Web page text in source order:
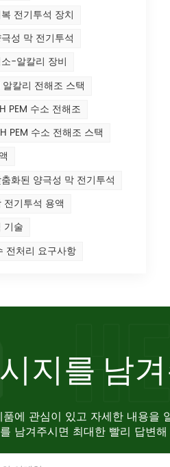
전기투석 장치
성 막 전기투석
-알칼리 장비
칼리 전해조 스택
수소 전해조
PEM 수소 전해조 스택
화된 양극성 막 전기투석
전기투석 용액
기술
전처리 요구사항
지를 남
품에 관심이 있고 자세한 내용을
남겨주시면 최대한 빨리 답변